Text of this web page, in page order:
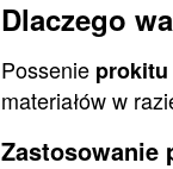
Dlaczego
Possenie prokitu
materiałów w
Zastosowanie